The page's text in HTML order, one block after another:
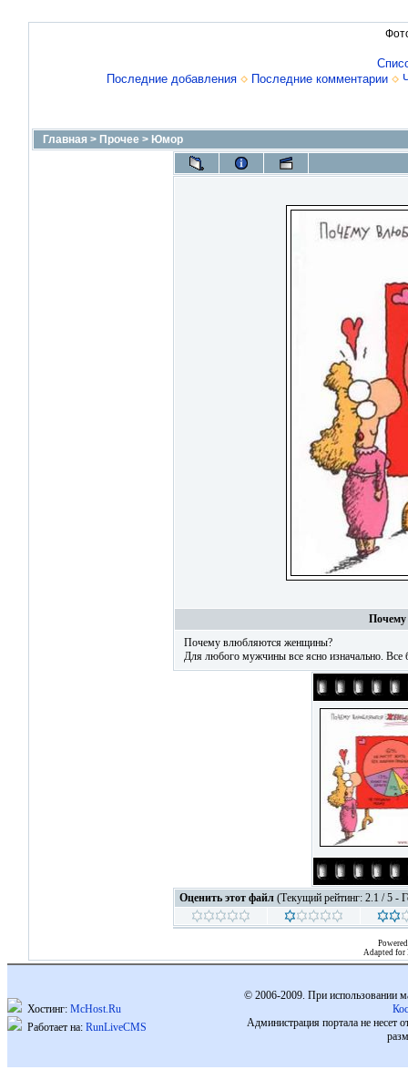
Последние добавления
Последние комментарии
Главная > Прочее> Юмор
Почему влюбляются женщины?
Для любого мужчины все ясно изначально. Все
Оценить этот файл (Текущий рейтинг: 2.1 / 5 -
Adapted for
Хостинг: McHost.Ru
Работает на: RunLiveCMS
© 2006-2009. При использовании
Администрация портала не несет